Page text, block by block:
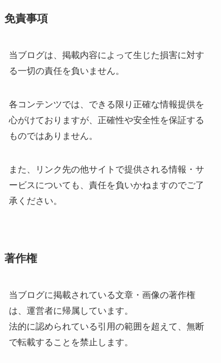
免責事項
当ブログは、掲載内容によって生じた損害に対す
る一切の責任を負いません。
各コンテンツでは、できる限り正確な情報提供を
心がけておりますが、正確性や安全性を保証する
ものではありません。
また、リンク先の他サイトで提供される情報・サ
ービスについても、責任を負いかねますのでご了
承ください。
著作権
当ブログに掲載されている文章・画像の著作権
は、運営者に帰属しています。
法的に認められている引用の範囲を超えて、無断
で転載することを禁止します。